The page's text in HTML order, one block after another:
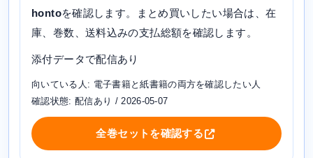
hontoを確認します。まとめ買いしたい場合は、在
庫、巻数、送料込みの支払総額を確認します。
添付データで配信あり
向いている人: 電子書籍と紙書籍の両方を確認したい人
確認状態: 配信あり / 2026-05-07
全巻セットを確認する